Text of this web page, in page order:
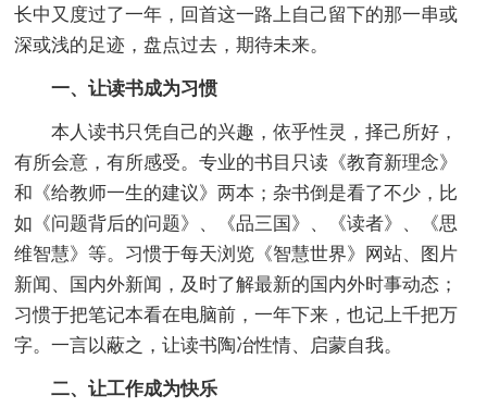
长中又度过了一年，回首这一路上自己留下的那一串或
深或浅的足迹，盘点过去，期待未来。
一、让读书成为习惯
本人读书只凭自己的兴趣，依乎性灵，择己所好，
有所会意，有所感受。专业的书目只读《教育新理念》
和《给教师一生的建议》两本；杂书倒是看了不少，比
如《问题背后的问题》、《品三国》、《读者》、《思
维智慧》等。习惯于每天浏览《智慧世界》网站、图片
新闻、国内外新闻，及时了解最新的国内外时事动态；
习惯于把笔记本看在电脑前，一年下来，也记上千把万
字。一言以蔽之，让读书陶冶性情、启蒙自我。
二、让工作成为快乐